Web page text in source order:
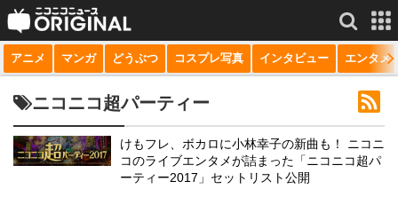
サービス一覧 もっと見る
動画
生放送
アニメ マンガ どうぶつ コスプレ写真 インタビュー エンタメ
ニコニコ超パーティー
けもフレ、ボカロに小林幸子の新曲も！ ニコニ
コのライブエンタメが詰まった「ニコニコ超パ
ーティー2017」セットリスト公開